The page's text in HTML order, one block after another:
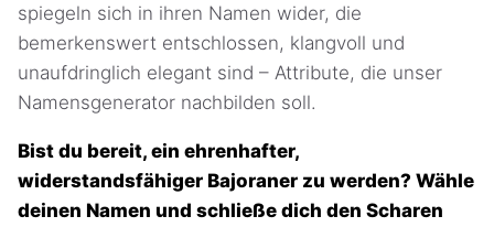
spiegeln sich in ihren Namen wider, die
bemerkenswert entschlossen, klangvoll und
unaufdringlich elegant sind – Attribute, die unser
Namensgenerator nachbilden soll.
Bist du bereit, ein ehrenhafter,
widerstandsfähiger Bajoraner zu werden? Wähle
deinen Namen und schließe dich den Scharen